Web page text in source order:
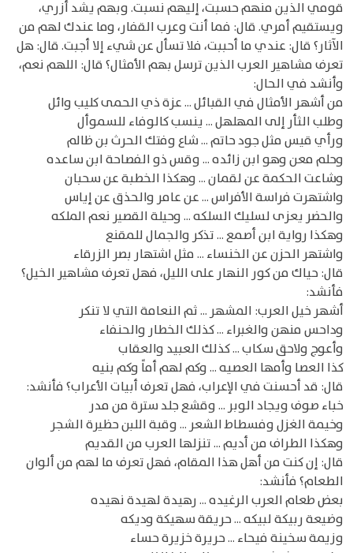
قومي الذين منهم حسبت، إليهم نسبت. وبهم يشد أزري،
ويستقيم أمري. قال: فما أنت وعرب القفار، وما عندك لهم من
الآثار؟ قال: عندي ما أحببت، فلا تسأل عن شيء إلا أجبت. قال: هل
تعرف مشاهير العرب الذين ترسل بهم الأمثال؟ قال: اللهم نعم،
وأنشد في الحال:
من أشهر الأمثال في القبائل ... عزة ذي الحمى كليب وائل
وطلب الثأر إلى المهلهل ... ينسب كالوفاء للسموأل
ورأي قيس مثل جود حاتم ... شاع وفتك الحرث بن ظالم
وحلم معن وهو ابن زائده ... وقس ذو الفصاحة ابن ساعده
وشاعت الحكمة عن لقمان ... وهكذا الخطبة عن سحبان
واشتهرت فراسة الأفراس ... عن عامر والحذق عن إياس
والحضر يعزى لسليك السلكه ... وحيلة القصير نعم الملكه
وهكذا رواية ابن أصمع ... تذكر والجمال للمقنع
واشتهر الحزن عن الخنساء ... مثل اشتهار بصر الزرقاء
قال: حياك من كور النهار على الليل، فهل تعرف مشاهير الخيل؟
فأنشد:
أشهر خيل العرب: المشهر ... ثم النعامة التي لا تنكر
وداحس منهن والغبراء ... كذلك الخطار والحنفاء
وأعوج ولاحق سكاب ... كذلك العبيد والعقاب
كذا العصا وأمها العصيه ... وكم لهم أماً وكم بنيه
قال: قد أحسنت في الإعراب، فهل تعرف أبيات الأعراب؟ فأنشد:
خباء صوف ويجاد الوبر ... وقشع جلد سترة من مدر
وخيمة الغزل وفسطاط الشعر ... وقبة اللبن حظيرة الشجر
وهكذا الطراف من أديم ... تنزلها العرب من القديم
قال: إن كنت من أهل هذا المقام، فهل تعرف ما لهم من ألوان
الطعام؟ فأنشد:
بعض طعام العرب الرغيده ... رهيدة لهيدة نهيده
وضيعة ربيكة لبيكه ... حريقة سهيكة وديكه
وزيمة سخينة فيحاء ... حريرة خزيرة حساء